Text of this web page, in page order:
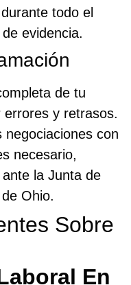
todo el
evidencia.
de tu
errores y retrasos.
negociaciones con
necesario,
la Junta de
Ohio.
Sobre
En